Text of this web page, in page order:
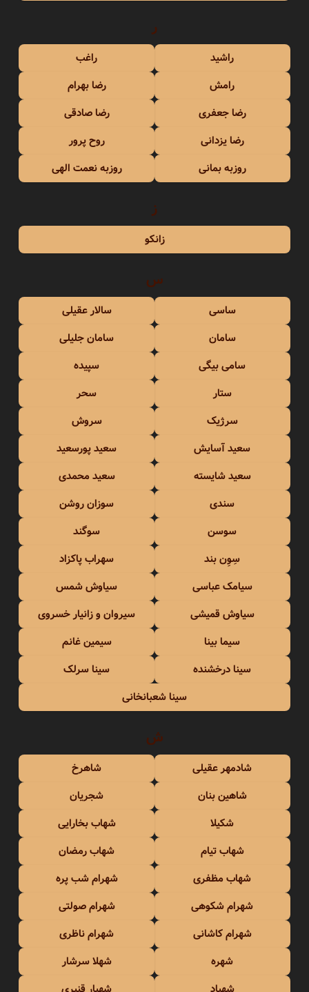
ر
راشید
راغب
رامش
رضا بهرام
رضا جعفری
رضا صادقی
رضا یزدانی
روح پرور
روزبه بمانی
روزبه نعمت الهی
ز
زانکو
س
ساسی
سالار عقیلی
سامان
سامان جلیلی
سامی بیگی
سپیده
ستار
سحر
سرژیک
سروش
سعید آسایش
سعید پورسعید
سعید شایسته
سعید محمدی
سندی
سوزان روشن
سوسن
سوگند
سِوِن بند
سهراب پاکزاد
سیامک عباسی
سیاوش شمس
سیاوش قمیشی
سیروان و زانیار خسروی
سیما بینا
سیمین غانم
سینا درخشنده
سینا سرلک
سینا شعبانخانی
ش
شادمهر عقیلی
شاهرخ
شاهین بنان
شجریان
شکیلا
شهاب بخارایی
شهاب تیام
شهاب رمضان
شهاب مظفری
شهرام شب پره
شهرام شکوهی
شهرام صولتی
شهرام کاشانی
شهرام ناظری
شهره
شهلا سرشار